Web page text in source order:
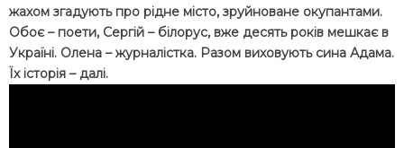
жахом згадують про рідне місто, зруйноване окупантами.
Обоє – поети, Сергій – білорус, вже десять років мешкає в
Україні. Олена – журналістка. Разом виховують сина Адама.
Їх історія – далі.